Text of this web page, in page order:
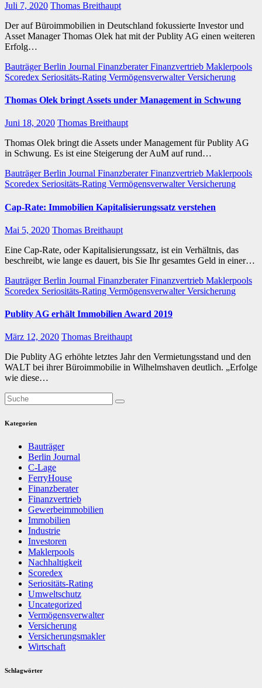
Juli 7, 2020 Thomas Breithaupt
Der auf Büroimmobilien in Deutschland fokussierte Investor und
Asset Manager Thomas Olek hat mit der Publity AG einen weiteren
Erfolg…
BauträgerBerlin Journal FinanzberaterFinanzvertrieb Maklerpools
Scoredex Seriositäts-Rating VermögensverwalterVersicherung
Thomas Olek bringt Assets under Management in Schwung
Juni 18, 2020 Thomas Breithaupt
Thomas Olek bringt die Assets under Management für Publity AG
in Schwung. Es ist eine Steigerung der AuM auf rund…
BauträgerBerlin Journal FinanzberaterFinanzvertrieb Maklerpools
Scoredex Seriositäts-Rating VermögensverwalterVersicherung
Cap-Rate: Immobilien Kapitalisierungssatz verstehen
Mai 5, 2020 Thomas Breithaupt
Eine Cap-Rate, oder Kapitalisierungssatz, ist ein Verhältnis, das
beschreibt, wie lange es dauert, bis Sie Ihr gesamtes Geld in einer…
BauträgerBerlin Journal FinanzberaterFinanzvertrieb Maklerpools
Scoredex Seriositäts-Rating VermögensverwalterVersicherung
Publity AG erhält Immobilien Award 2019
März 12, 2020 Thomas Breithaupt
Die Publity AG erhöhte letztes Jahr den Vermietungsstand und den
WALT bei ihrer Büroimmobilie in Wilhelmshaven deutlich. „Erfolge
wie diese…
Kategorien
Bauträger
Berlin Journal
C-Lage
FerryHouse
Finanzberater
Finanzvertrieb
Gewerbeimmobilien
Immobilien
Industrie
Investoren
Maklerpools
Nachhaltigkeit
Scoredex
Seriositäts-Rating
Umweltschutz
Uncategorized
Vermögensverwalter
Versicherung
Versicherungsmakler
Wirtschaft
Schlagwörter